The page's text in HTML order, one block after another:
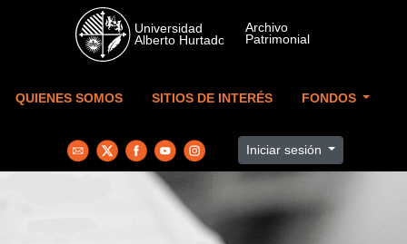
Skip to main content
QUIENES SOMOS SITIOS DE INTERÉS FONDOS
Iniciar sesión